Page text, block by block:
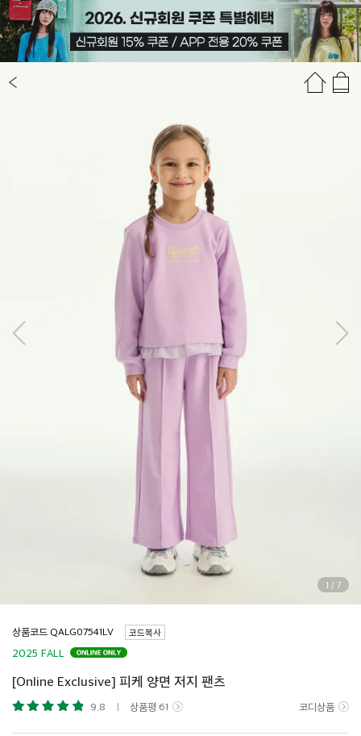
상품정보 추천상품
1 / 7
상품코드 코드복사
2025 FALL
[Online Exclusive] 피케 양면 저지 팬츠
9.8 상품평 61 코디상품